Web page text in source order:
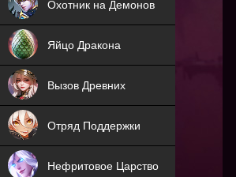
Охотник на Демонов
Яйцо Дракона
NEW
Вызов Древних
ХИТ
Отряд Поддержки
ХИТ
Нефритовое Царство